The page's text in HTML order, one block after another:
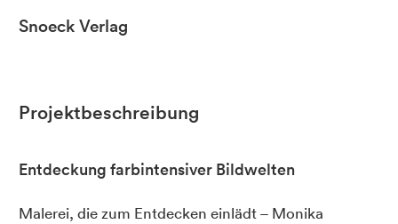
Snoeck Verlag
Projektbeschreibung
Entdeckung farbintensiver Bildwelten
Malerei, die zum Entdecken einlädt – Monika